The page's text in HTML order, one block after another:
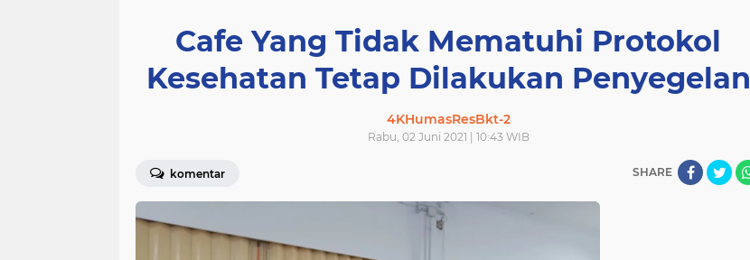
Cafe Yang Tidak Mematuhi Protokol
Kesehatan Tetap Dilakukan Penyegelan
4KHumasResBkt-2
Rabu, 02 Juni 2021 | 10:43 WIB
komentar SHARE